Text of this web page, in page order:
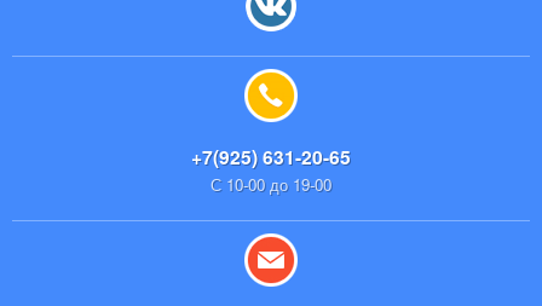
+7(925) 631-20-65
С 10-00 до 19-00